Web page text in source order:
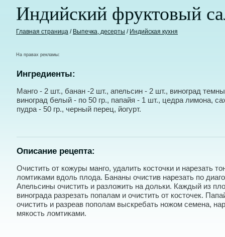
Индийский фруктовый
Главная страница / Выпечка, десерты / Индийская кухня
На правах рекламы:
Ингредиенты:
Манго - 2 шт., банан -2 шт., апельсин - 2 шт., виноград
виноград белый - по 50 гр., папайя - 1 шт., цедра лимона,
пудра - 50 гр., черный перец, йогурт.
Описание рецепта:
Очистить от кожуры манго, удалить косточки и нарезать
ломтиками вдоль плода. Бананы очистив нарезать по
Апельсины очистить и разложить на дольки. Каждый из
винограда разрезать попалам и очистить от косточек.
очистить и разреав пополам выскребать ножом семена,
мякость ломтиками.